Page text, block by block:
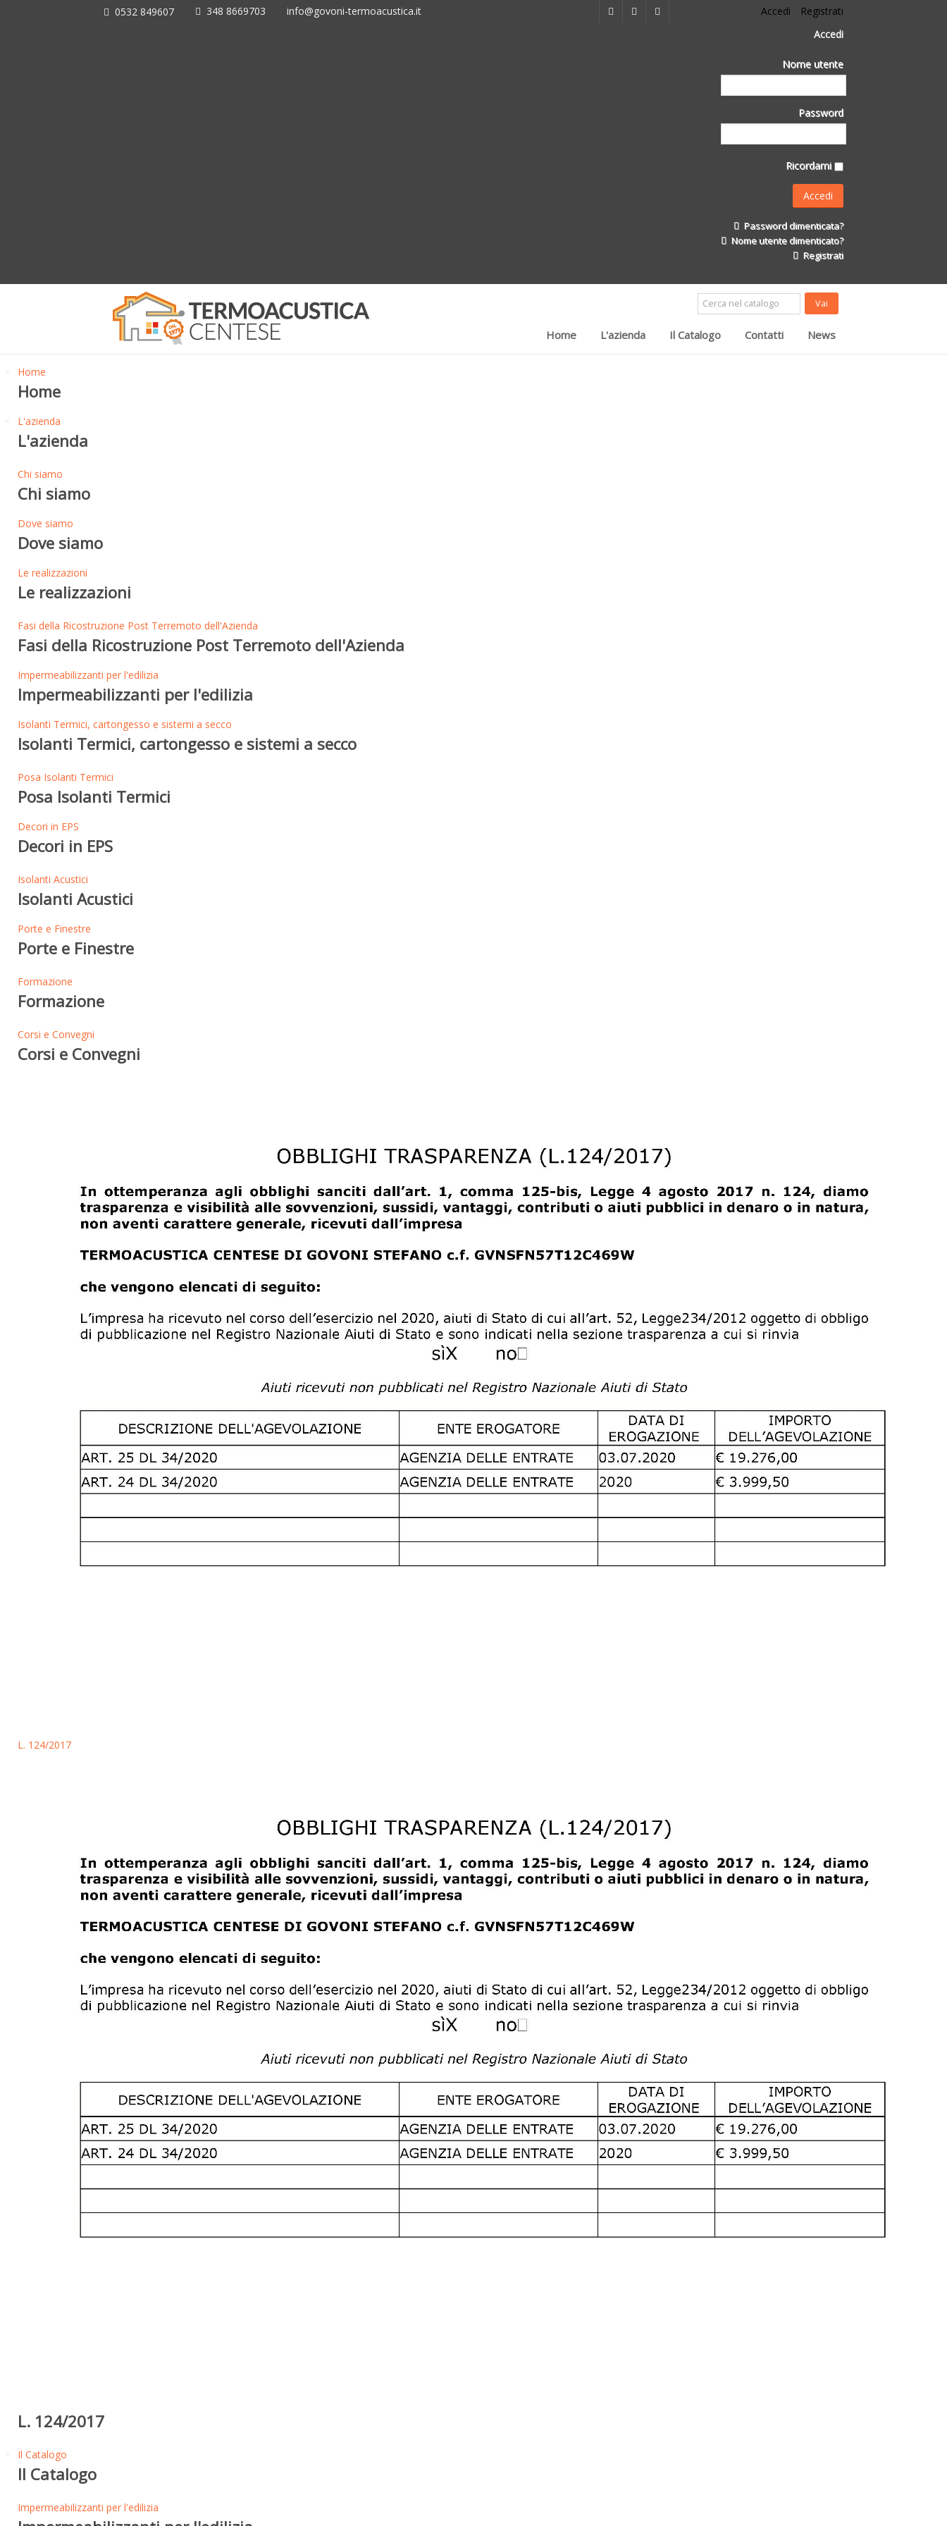
0532 849607 348 8669703 info@govoni-termoacustica.it Accedi
Registrati
Accedi
Nome utente
Password
Ricordami
Password dimenticata?
Nome utente dimenticato?
Registrati
Home L'azienda Il Catalogo Contatti News
Home
Home
L'azienda
L'azienda
Chi siamo
Chi siamo
Dove siamo
Dove siamo
Le realizzazioni
Le realizzazioni
Fasi della Ricostruzione Post Terremoto dell'Azienda
Fasi della Ricostruzione Post Terremoto dell'Azienda
Impermeabilizzanti per l'edilizia
Impermeabilizzanti per l'edilizia
Isolanti Termici, cartongesso e sistemi a secco
Isolanti Termici, cartongesso e sistemi a secco
Posa Isolanti Termici
Posa Isolanti Termici
Decori in EPS
Decori in EPS
Isolanti Acustici
Isolanti Acustici
Porte e Finestre
Porte e Finestre
Formazione
Formazione
Corsi e Convegni
Corsi e Convegni
L. 124/2017
L. 124/2017
Il Catalogo
Il Catalogo
Impermeabilizzanti per l'edilizia